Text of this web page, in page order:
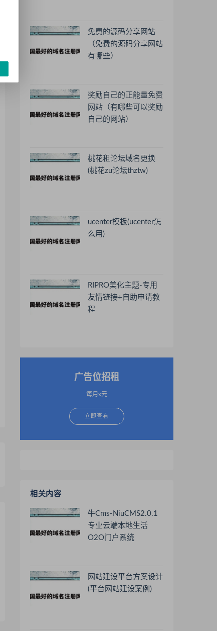
免费的源码分享网站
（免费的源码分享网站
有哪些）
奖励自己的正能量免费
网站（有哪些可以奖励
自己的网站）
桃花租论坛域名更换
(桃花zu论坛thztw)
ucenter模板(ucenter怎
么用)
RIPRO美化主题-专用
友情链接+自助申请教
程
广告位招租
每月x元
立即查看
相关内容
牛Cms-NiuCMS2.0.1
专业云端本地生活
O2O门户系统
网站建设平台方案设计
(平台网站建设案例)